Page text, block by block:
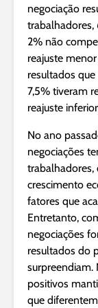
negociação
trabalhadores,
2% não
reajuste
resultados
7,5% tiveram
reajuste
No ano
negociações
trabalhadores,
crescimento
fatores que
Entretanto,
negociações
resultados do
surpreendiam.
positivos
que